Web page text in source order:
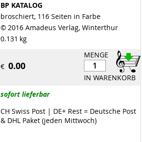
BP KATALOG
broschiert, 116 Seiten in Farbe
© 2016 Amadeus Verlag, Winterthur
0.131 kg
MENGE
IN WARENKORB
€0.00
sofort lieferbar
CH Swiss Post | DE+ Rest = Deutsche Post
& DHL Paket (jeden Mittwoch)